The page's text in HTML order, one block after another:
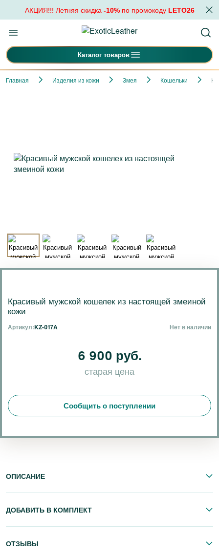
АКЦИЯ!!! Летняя скидка -10%по промокоду LETO26
Каталог товаров
Главная Изделия из кожи Змея Кошельки
Красивый мужской кошелек из настоящей змеиной
кожи
Артикул:KZ-017A Нет в наличии
6 900 руб.
старая цена
Сообщить о поступлении
ОПИСАНИЕ
ДОБАВИТЬ В КОМПЛЕКТ
ОТЗЫВЫ